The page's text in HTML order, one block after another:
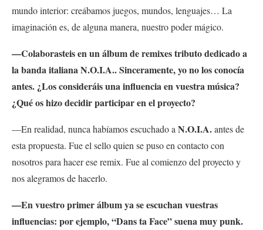
mundo interior: creábamos juegos, mundos, lenguajes… La
imaginación es, de alguna manera, nuestro poder mágico.
—Colaborasteis en un álbum de remixes tributo dedicado a
la banda italiana N.O.I.A.. Sinceramente, yo no los conocía
antes. ¿Los consideráis una influencia en vuestra música?
¿Qué os hizo decidir participar en el proyecto?
—En realidad, nunca habíamos escuchado aN.O.I.A.antes de
esta propuesta. Fue el sello quien se puso en contacto con
nosotros para hacer ese remix. Fue al comienzo del proyecto y
nos alegramos de hacerlo.
—En vuestro primer álbum ya se escuchan vuestras
influencias: por ejemplo, “Dans ta Face” suena muy punk.